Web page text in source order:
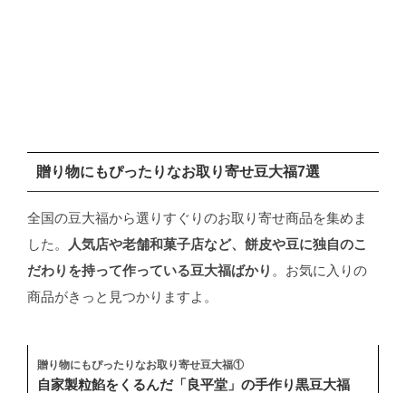
贈り物にもぴったりなお取り寄せ豆大福7選
全国の豆大福から選りすぐりのお取り寄せ商品を集めま
した。
人気店や老舗和菓子店など、餅皮や豆に独自のこ
だわりを持って作っている豆大福ばかり 。お気に入りの
商品がきっと見つかりますよ。
贈り物にもぴったりなお取り寄せ豆大福①
自家製粒餡をくるんだ「良平堂」の手作り黒豆大福